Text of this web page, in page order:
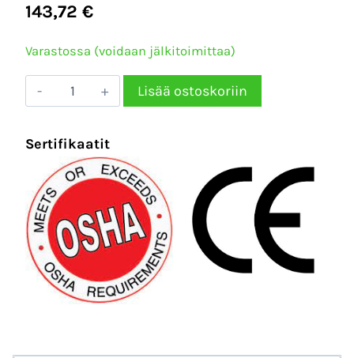
143,72 €
Varastossa (voidaan jälkitoimittaa)
Puhalluspistooli
EXAIR
50mm
laakasuutin
622
l/min
–
BP1330
määrä
Lisää ostoskoriin
Sertifikaatit